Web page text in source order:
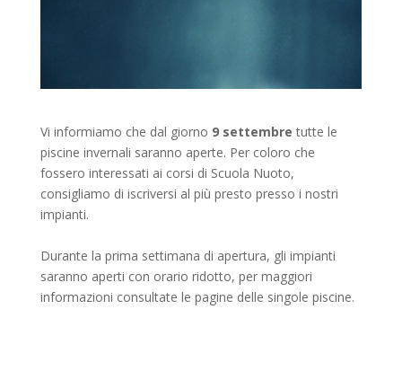
Vi informiamo che dal giorno 9 settembre tutte le
piscine invernali saranno aperte. Per coloro che
fossero interessati ai corsi di Scuola Nuoto,
consigliamo di iscriversi al più presto presso i nostri
impianti.
Durante la prima settimana di apertura, gli impianti
saranno aperti con orario ridotto, per maggiori
informazioni consultate le pagine delle singole piscine.